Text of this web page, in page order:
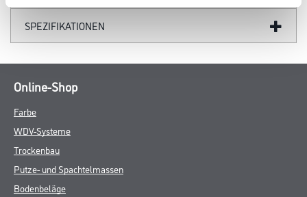
SPEZIFIKATIONEN
Online-Shop
Farbe
WDV-Systeme
Trockenbau
Putze- und Spachtelmassen
Bodenbeläge